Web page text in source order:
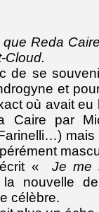
Reda
Cloud.
de se
et
où avait
Caire par
écrit «Je me
nouvelle
célèbre.